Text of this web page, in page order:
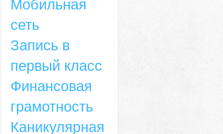
Мобильная
сеть
Запись в
первый класс
Финансовая
грамотность
Каникулярная